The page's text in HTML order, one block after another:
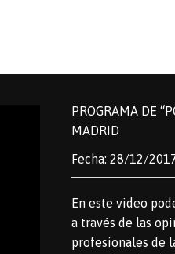
PROGRAMA DE
MADRID
Fecha: 28/12/
En este video
a través de las
profesionales de